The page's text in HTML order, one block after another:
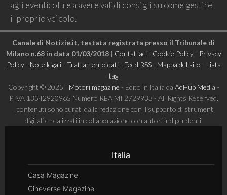
agli eventi; oltre a avere validi consigli su come gestire
il proprio veicolo.
Canale di Notizie.it, testata registrata presso il Tribunale di
Milano n.68 in data 01/03/2018| Contattaci- Cookie Policy- Privacy
Policy- Note legali- Trattamento dati- Feed RSS- Mappa del sito - Lista
tag
Copyright © 2025 | Motori magazine - Edito in Italia da AdHub Media -
P.IVA 13542920965 Numero REA MI 2729933 - All Rights Reserved.
I contenuti sono curati dalla redazione con il supporto di strumenti
digitali e realizzati in collaborazione con autori indipendenti.
Italia
Casa Magazine
Cineverse Magazine